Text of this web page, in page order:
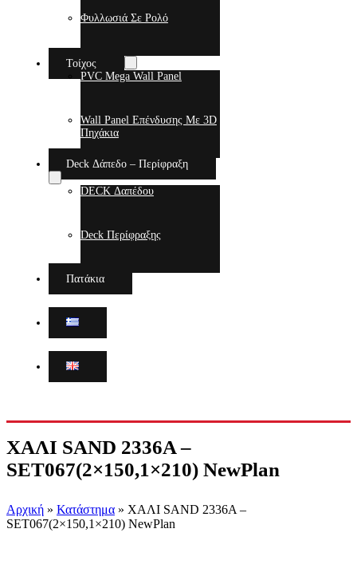
Φυλλωσιά Σε Ρολό
Τοίχος
PVC Mega Wall Panel
Wall Panel Επένδυσης Με 3D
Πηχάκια
Deck Δάπεδο – Περίφραξη
DECK Δαπέδου
Deck Περίφραξης
Πατάκια
ΧΑΛΙ SAND 2336A –
SET067(2×150,1×210) NewPlan
Αρχική » Κατάστημα » ΧΑΛΙ SAND 2336A –
SET067(2×150,1×210) NewPlan